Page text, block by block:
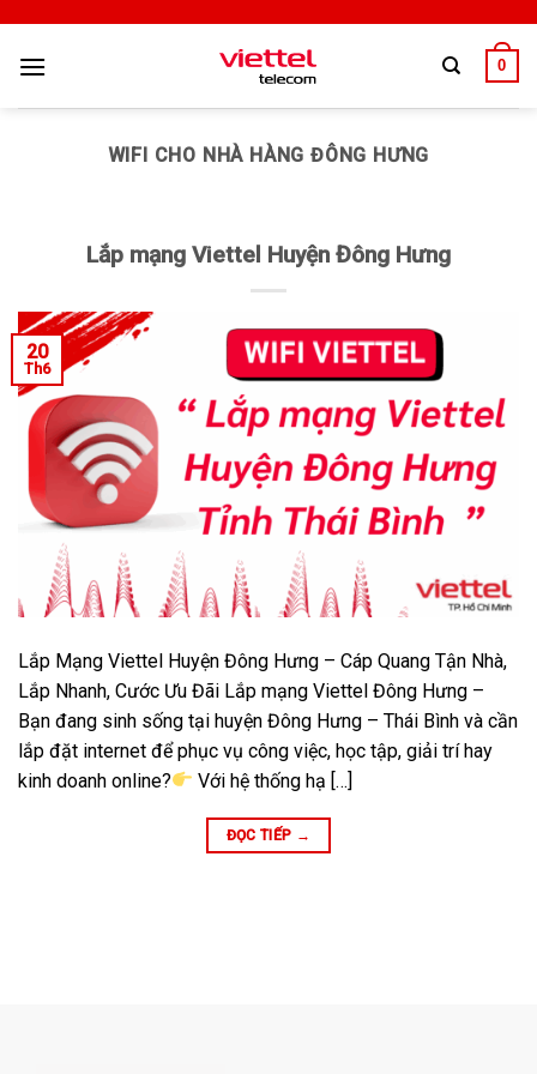
0
WIFI CHO NHÀ HÀNG ĐÔNG HƯNG
Lắp mạng Viettel Huyện Đông Hưng
20
Th6
Lắp Mạng Viettel Huyện Đông Hưng – Cáp Quang Tận Nhà,
Lắp Nhanh, Cước Ưu Đãi Lắp mạng Viettel Đông Hưng –
Bạn đang sinh sống tại huyện Đông Hưng – Thái Bình và cần
lắp đặt internet để phục vụ công việc, học tập, giải trí hay
kinh doanh online?
Với hệ thống hạ […]
ĐỌC TIẾP →